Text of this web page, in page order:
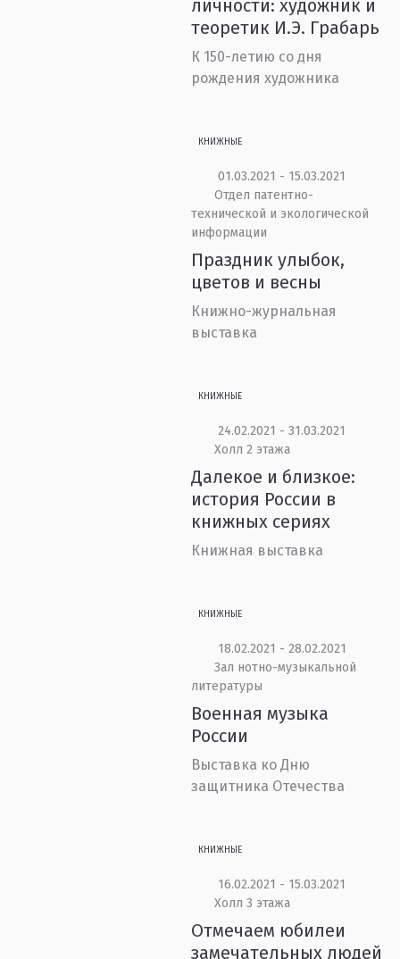
личности: художник и
теоретик И.Э. Грабарь
К 150-летию со дня
рождения художника
КНИЖНЫЕ
01.03.2021 - 15.03.2021
Отдел патентно-
технической и экологической
информации
Праздник улыбок,
цветов и весны
Книжно-журнальная
выставка
КНИЖНЫЕ
24.02.2021 - 31.03.2021
Холл 2 этажа
Далекое и близкое:
история России в
книжных сериях
Книжная выставка
КНИЖНЫЕ
18.02.2021 - 28.02.2021
Зал нотно-музыкальной
литературы
Военная музыка
России
Выставка ко Дню
защитника Отечества
КНИЖНЫЕ
16.02.2021 - 15.03.2021
Холл 3 этажа
Отмечаем юбилеи
замечательных людей